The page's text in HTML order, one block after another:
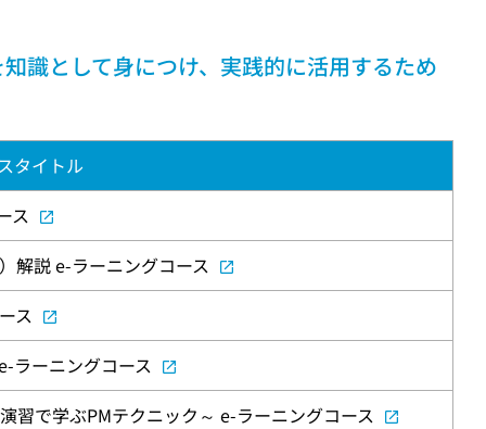
識として身につけ、実践的に活用するため
タイトル
ス
解説 e-ラーニングコース
ス
ラーニングコース
習で学ぶPMテクニック～ e-ラーニングコース